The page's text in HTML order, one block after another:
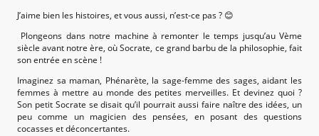
J’aime bien les histoires, et vous aussi, n’est-ce pas ? 😊
Plongeons dans notre machine à remonter le temps jusqu’au Vème
siècle avant notre ère, où Socrate, ce grand barbu de la philosophie, fait
son entrée en scène !
Imaginez sa maman, Phénarète, la sage-femme des sages, aidant les
femmes à mettre au monde des petites merveilles. Et devinez quoi ?
Son petit Socrate se disait qu’il pourrait aussi faire naître des idées, un
peu comme un magicien des pensées, en posant des questions
cocasses et déconcertantes.